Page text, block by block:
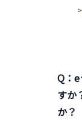
Q：
すか
か？